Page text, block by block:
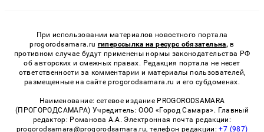
При использовании материалов новостного портала
progorodsamara.ru гиперссылка на ресурс обязательна, в
противном случае будут применены нормы законодательства РФ
об авторских и смежных правах. Редакция портала не несет
ответственности за комментарии и материалы пользователей,
размещенные на сайте progorodsamara.ru и его субдоменах.
Наименование: сетевое издание PROGORODSAMARA
(ПРОГОРОДСАМАРА) Учредитель: ООО «Город Самара». Главный
редактор: Романова А.А. Электронная почта редакции:
progorodsamara@progorodsamara.ru, телефон редакции:+7 (987)